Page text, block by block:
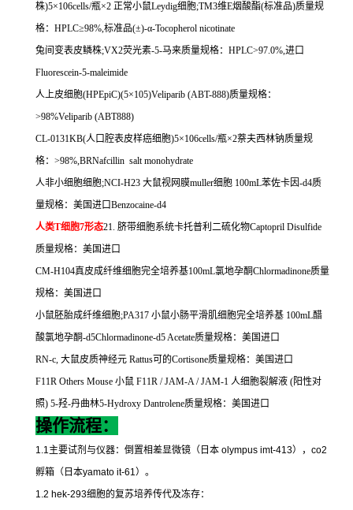
株)5×106cells/瓶×2 正常小鼠Leydig细胞;TM3维E烟酸酯(标准品)质量规
格： HPLC≥98%,标准品(±)-α-Tocopherol nicotinate
兔间变表皮鳞株;VX2荧光素-5-马来质量规格： HPLC>97.0%,进口
Fluorescein-5-maleimide
人上皮细胞(HPEpiC)(5×105)Veliparib (ABT-888)质量规格：
>98%Veliparib (ABT888)
CL-0131KB(人口腔表皮样癌细胞)5×106cells/瓶×2萘夫西林钠质量规
格： >98%,BRNafcillin salt monohydrate
人非小细胞细胞;NCI-H23 大鼠视网膜muller细胞 100mL苯佐卡因-d4质
量规格：美国进口Benzocaine-d4
人类T细胞7形态21. 脐带细胞系统卡托普利二硫化物Captopril Disulfide
质量规格：美国进口
CM-H104真皮成纤维细胞完全培养基100mL氯地孕酮Chlormadinone质量
规格：美国进口
小鼠胚胎成纤维细胞;PA317 小鼠小肠平滑肌细胞完全培养基 100mL醋
酸氯地孕酮-d5Chlormadinone-d5 Acetate质量规格：美国进口
RN-c, 大鼠皮质神经元 Rattus可的Cortisone质量规格：美国进口
F11R Others Mouse 小鼠 F11R / JAM-A / JAM-1 人细胞裂解液 (阳性对
照) 5-羟-丹曲林5-Hydroxy Dantrolene质量规格：美国进口
操作流程：
1.1主要试剂与仪器：倒置相差显微镜（日本 olympus imt-413）， co2
孵箱（日本yamato it-61）。
1.2 hek-293细胞的复苏培养传代及冻存：